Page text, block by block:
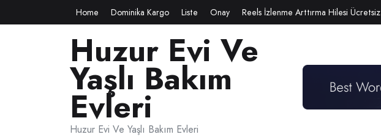
to
Home Dominika Kargo Liste Onay Reels İzlenme Arttırma Hilesi Ücretsiz
Huzur Evi Ve
Yaşlı Bakım
Evleri
Huzur Evi Ve Yaşlı Bakım Evleri